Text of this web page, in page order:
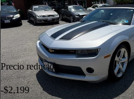
Precio reducido
-$2,199